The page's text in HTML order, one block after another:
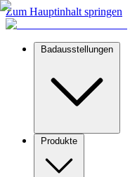
Zum Hauptinhalt springen
Badausstellungen
Produkte